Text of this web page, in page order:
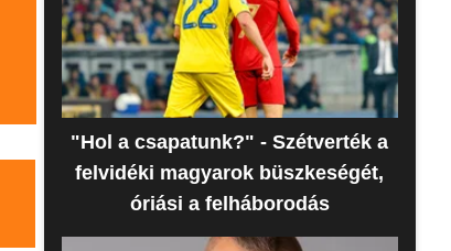
"Hol a csapatunk?" - Szétverték a
felvidéki magyarok büszkeségét,
óriási a felháborodás